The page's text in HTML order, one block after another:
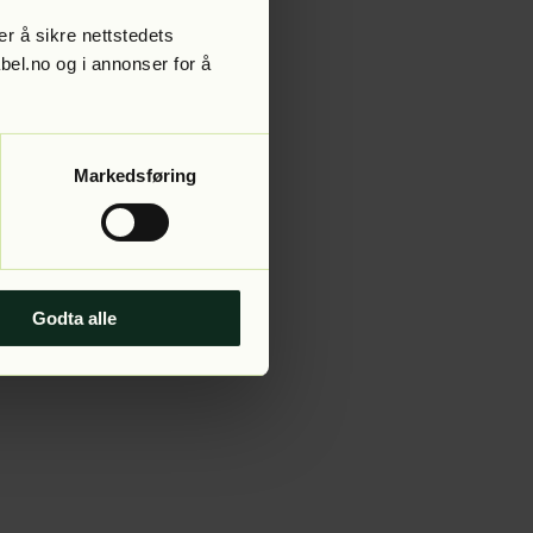
å sikre nettstedets
og i annonser for å
Markedsføring
Godta alle